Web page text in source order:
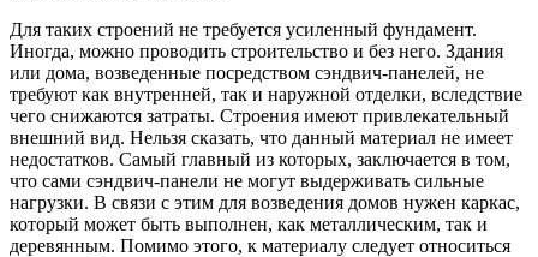
Для таких строений не требуется усиленный фундамент.
Иногда, можно проводить строительство и без него. Здания
или дома, возведенные посредством сэндвич-панелей, не
требуют как внутренней, так и наружной отделки, вследствие
чего снижаются затраты. Строения имеют привлекательный
внешний вид. Нельзя сказать, что данный материал не имеет
недостатков. Самый главный из которых, заключается в том,
что сами сэндвич-панели не могут выдерживать сильные
нагрузки. В связи с этим для возведения домов нужен каркас,
который может быть выполнен, как металлическим, так и
деревянным. Помимо этого, к материалу следует относиться